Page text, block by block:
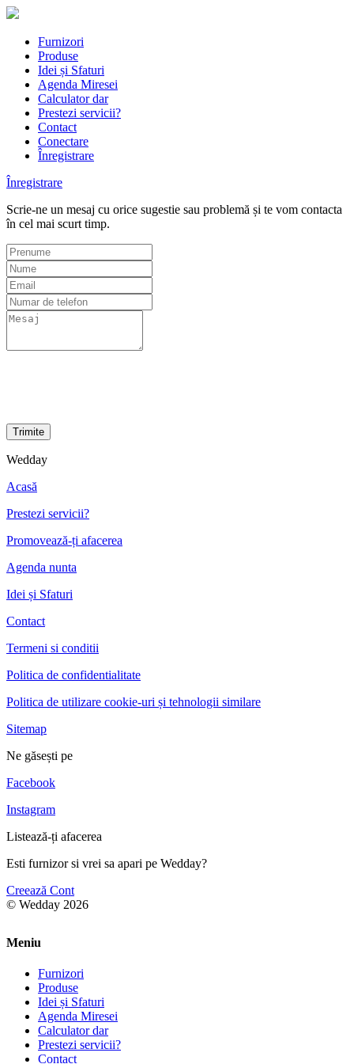
Furnizori
Produse
Idei și Sfaturi
Agenda Miresei
Calculator dar
Prestezi servicii?
Contact
Conectare
Înregistrare
Înregistrare
Scrie-ne un mesaj cu orice sugestie sau problemă și te vom contacta
în cel mai scurt timp.
Wedday
Acasă
Prestezi servicii?
Promovează-ți afacerea
Agenda nunta
Idei și Sfaturi
Contact
Termeni si conditii
Politica de confidentialitate
Politica de utilizare cookie-uri și tehnologii similare
Sitemap
Ne găsești pe
Facebook
Instagram
Listează-ți afacerea
Esti furnizor si vrei sa apari pe Wedday?
Creează Cont
© Wedday 2026
Meniu
Furnizori
Produse
Idei și Sfaturi
Agenda Miresei
Calculator dar
Prestezi servicii?
Contact